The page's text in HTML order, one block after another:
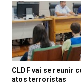
CLDF vai se reunir
atos terroristas